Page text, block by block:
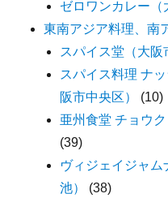
ゼロワンカレー（
東南アジア料理、南
スパイス堂（大阪
スパイス料理 ナ
阪市中央区）
(10)
亜州食堂 チョウ
(39)
ヴィジェイジャ
池）
(38)